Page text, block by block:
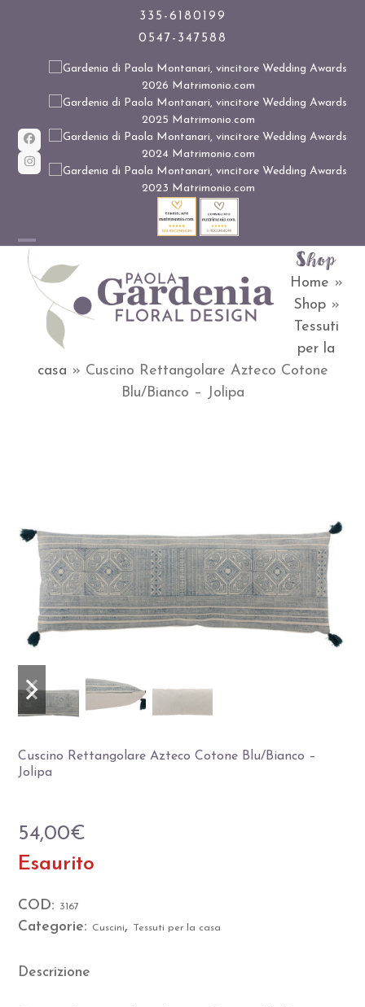
content
335-6180199
0547-347588
Facebook
Instagram
Open
mobile
menu
Close
mobile
menu
Shop
Home »
Shop»
Tessuti
per la
casa » Cuscino Rettangolare Azteco Cotone
Blu/Bianco – Jolipa
Slide
precedente
Slide
successiva
Cuscino Rettangolare Azteco Cotone Blu/Bianco –
Jolipa
54,00€
Esaurito
COD: 3167
Categorie: Cuscini, Tessuti per la casa
Descrizione